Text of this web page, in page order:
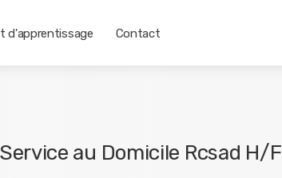
d'apprentissage Contact
au Domicile Rcsad H/F